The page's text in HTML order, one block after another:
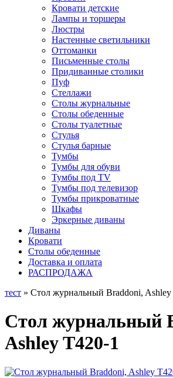
Кровати детские
Лампы и торшеры
Люстры
Настенные светильники
Оттоманки
Письменные столы
Придиванные столики
Пуф
Стеллажи
Столы журнальные
Столы обеденные
Столы туалетные
Стулья
Стулья барные
Тумбы
Тумбы для обуви
Тумбы под TV
Тумбы под телевизор
Тумбы прикроватные
Шкафы
Эркерные диваны
Диваны
Кровати
Столы обеденные
Доставка и оплата
РАСПРОДАЖА
тест » Стол журнальный Braddoni, Ashley
Стол журнальный
Ashley T420-1